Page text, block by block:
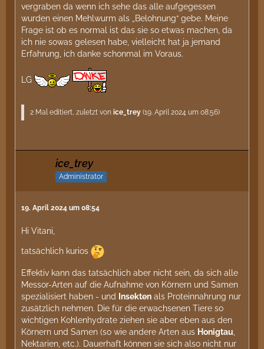
vergraben da wenn ich sehe das alle aufgegessen
wurden einen Mehlwurm als „Belohnung“ gebe. Meine
Frage ist ob es normal ist das sie so etwas machen, da
ich nie sowas gelesen habe, vielleicht hat ja jemand
Erfahrung, ich danke schonmal im Voraus.
LG
2 Mal editiert, zuletzt von ice_trey (19. April 2024 um 08:56)
ice_trey
Administrator
19. April 2024 um 08:54
Hi Vitani,
tatsächlich kurios
Effektiv kann das tatsächlich aber nicht sein, da sich alle
Messor-Arten auf die Aufnahme von Körnern und Samen
spezialisiert haben - und
Insekten als Proteinnahrung nur
zusätzlich nehmen. Die für die erwachsenen Tiere so
wichtigen Kohlenhydrate ziehen sie aber eben aus den
Körnern und Samen (so wie andere Arten aus Honigtau
Nektarien, etc.). Dauerhaft können sie sich also nicht nur